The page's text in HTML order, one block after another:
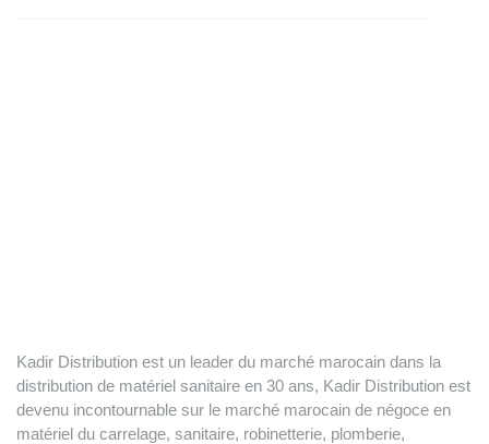
Kadir Distribution est un leader du marché marocain dans la
distribution de matériel sanitaire en 30 ans, Kadir Distribution est
devenu incontournable sur le marché marocain de négoce en
matériel du carrelage, sanitaire, robinetterie, plomberie,